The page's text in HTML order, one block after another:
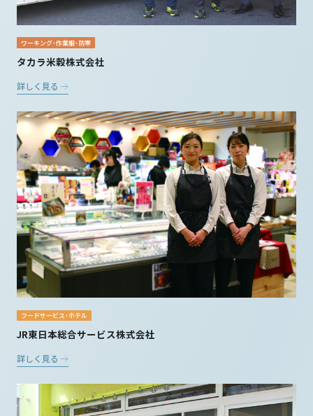
ワーキング・作業服・防寒
タカラ米穀株式会社
詳しく見る
フードサービス・ホテル
JR東日本総合サービス株式会社
詳しく見る